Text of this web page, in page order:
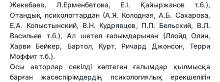
Жекебаев, Л.Ерменбетова, Е.І. Қайыржанов т.б.),
Отандық психологтардан (А.Я. Колодная, А.Б. Сахарова,
Е.А. Копыстынский, В.Н. Кудрявцев, П.П. Бельский, В.Л.
Васильев т.б.), Ал шетел ғалымдарынан (Ллойд Олин,
Харви Бейкер, Бартол, Курт, Ричард Джонсон, Терри
Моффит т.б.).
Осы авторлар секілді көптеген ғалымдар қылмысқа
барған жасөспірімдердің психологиялық ерекшелігін